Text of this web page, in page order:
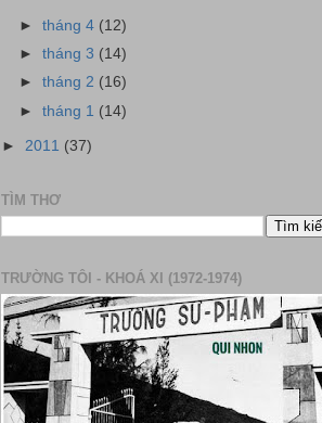
►tháng 4 (12)
►tháng 3 (14)
►tháng 2 (16)
►tháng 1 (14)
► 2011 (37)
TÌM THƠ
TRƯỜNG TÔI - KHOÁ XI (1972-1974)